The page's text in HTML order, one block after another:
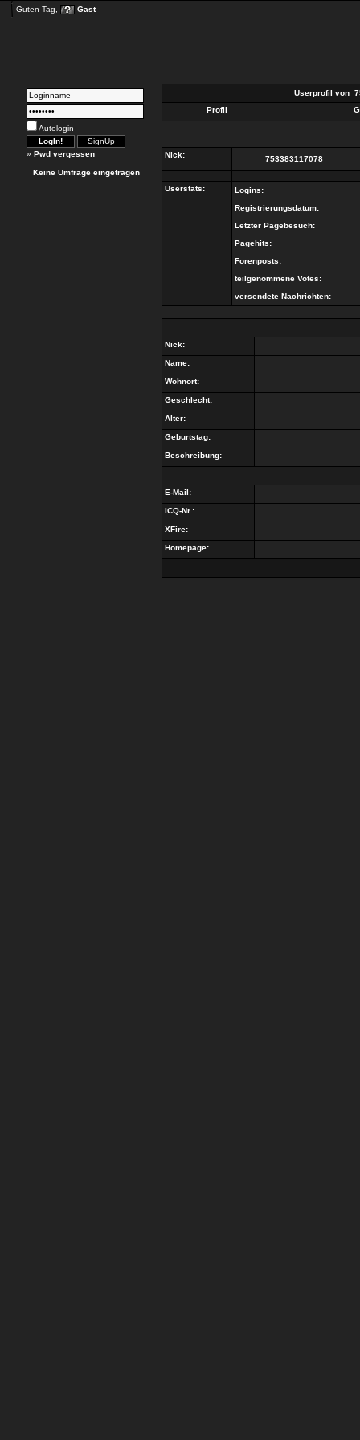
Guten Tag, Gast
Autologin
» Pwd vergessen
Keine Umfrage eingetragen
Userprofil von
Profil
Nick: 753383117078
Userstats:
Logins:
Registrierungsdatum:
Letzter Pagebesuch:
Pagehits:
Forenposts:
teilgenommene Votes:
versendete Nachrichten:
Nick:
Name:
Wohnort:
Geschlecht:
Alter:
Geburtstag:
Beschreibung:
E-Mail:
ICQ-Nr.:
XFire:
Homepage: